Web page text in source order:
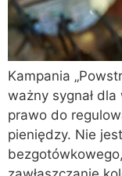
Kampania
ważny sygnał
prawo do
pieniędzy. Nie